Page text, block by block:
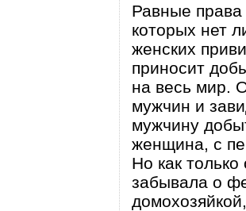
Равные
которых нет
женских
приносит
на весь мир.
мужчин и
мужчину
женщина, с
Но как
забывала о